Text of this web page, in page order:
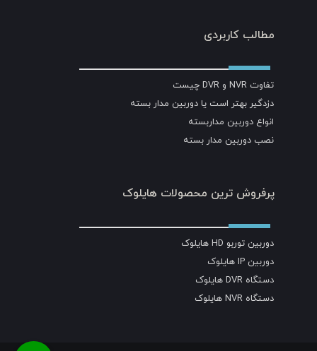
مطالب کاربردی
تفاوت NVR و DVR چیست
دزدگیر بهتر است یا دوربین مدار بسته
انواع دوربین مداربسته
نصب دوربین مدار بسته
پرفروش ترین محصولات هایلوک
دوربین توربو HD هایلوک
دوربین IP هایلوک
دستگاه DVR هایلوک
دستگاه NVR هایلوک